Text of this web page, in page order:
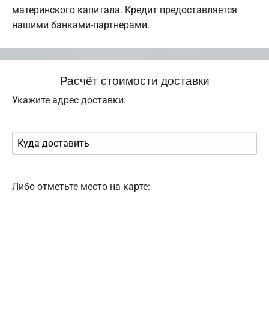
материнского капитала. Кредит предоставляется
нашими банками-партнерами.
Расчёт стоимости доставки
Укажите адрес доставки:
Либо отметьте место на карте: